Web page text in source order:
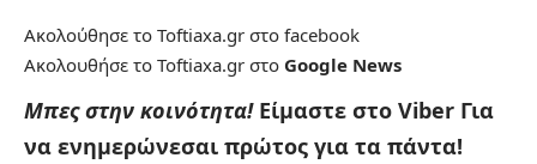
Ακολούθησε το Toftiaxa.gr στο facebook
Ακολουθήσε το Toftiaxa.gr στο Google News
Μπες στην κοινότητα! Είμαστε στο Viber Για
να ενημερώνεσαι πρώτος για τα πάντα!